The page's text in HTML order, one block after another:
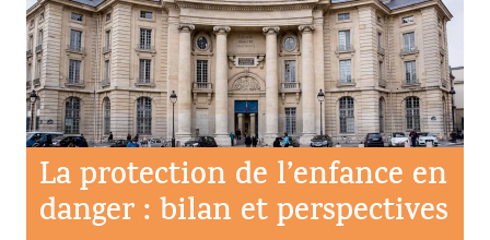
La protection de l’enfance en
danger : bilan et perspectives